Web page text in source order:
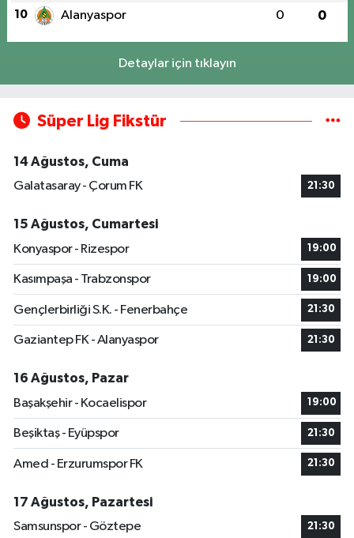
10 Alanyaspor 0 0
Detaylar için tıklayın
Süper Lig Fikstür
14 Ağustos, Cuma
Galatasaray - Çorum FK
21:30
15 Ağustos, Cumartesi
Konyaspor - Rizespor
19:00
Kasımpaşa - Trabzonspor 19:00
Gençlerbirliği S.K. - Fenerbahçe 21:30
Gaziantep FK - Alanyaspor 21:30
16 Ağustos, Pazar
Başakşehir - Kocaelispor
19:00
Beşiktaş - Eyüpspor 21:30
Amed - Erzurumspor FK 21:30
17 Ağustos, Pazartesi
Samsunspor - Göztepe
21:30